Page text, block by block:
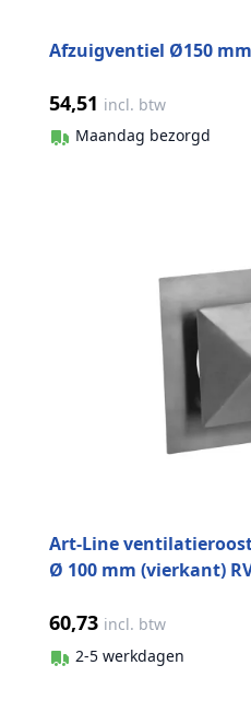
Afzuigventiel Ø150 mm
54,51 incl. btw
Maandag bezorgd
Art-Line
Ø 100 mm (vierkant)
60,73 incl. btw
2-5 werkdagen